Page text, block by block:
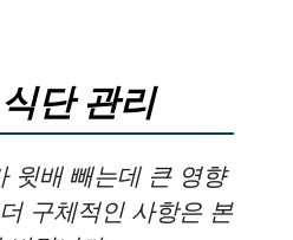
단 관리
윗배 빼는데 큰 영향
구체적인 사항은 본